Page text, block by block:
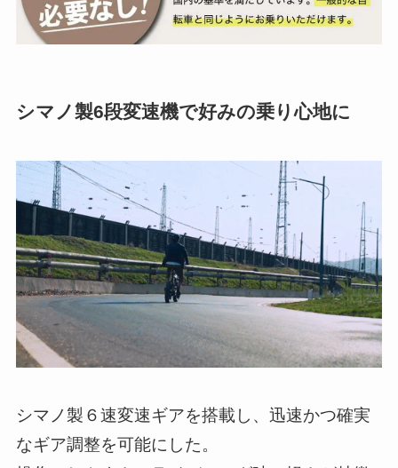
シマノ製6段変速機で好みの乗り心地に
シマノ製６速変速ギアを搭載し、迅速かつ確実
なギア調整を可能にした。